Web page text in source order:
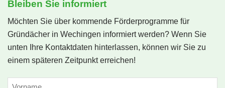
Bleiben Sie informiert
Möchten Sie über kommende Förderprogramme für
Gründächer in Wechingen informiert werden? Wenn Sie
unten Ihre Kontaktdaten hinterlassen, können wir Sie zu
einem späteren Zeitpunkt erreichen!
NAME